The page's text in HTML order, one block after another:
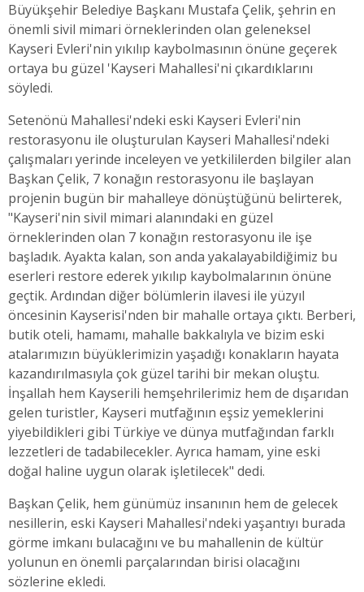
Büyükşehir Belediye Başkanı Mustafa Çelik, şehrin en
önemli sivil mimari örneklerinden olan geleneksel
Kayseri Evleri'nin yıkılıp kaybolmasının önüne geçerek
ortaya bu güzel 'Kayseri Mahallesi'ni çıkardıklarını
söyledi.
Setenönü Mahallesi'ndeki eski Kayseri Evleri'nin
restorasyonu ile oluşturulan Kayseri Mahallesi'ndeki
çalışmaları yerinde inceleyen ve yetkililerden bilgiler alan
Başkan Çelik, 7 konağın restorasyonu ile başlayan
projenin bugün bir mahalleye dönüştüğünü belirterek,
"Kayseri'nin sivil mimari alanındaki en güzel
örneklerinden olan 7 konağın restorasyonu ile işe
başladık. Ayakta kalan, son anda yakalayabildiğimiz bu
eserleri restore ederek yıkılıp kaybolmalarının önüne
geçtik. Ardından diğer bölümlerin ilavesi ile yüzyıl
öncesinin Kayserisi'nden bir mahalle ortaya çıktı. Berberi,
butik oteli, hamamı, mahalle bakkalıyla ve bizim eski
atalarımızın büyüklerimizin yaşadığı konakların hayata
kazandırılmasıyla çok güzel tarihi bir mekan oluştu.
İnşallah hem Kayserili hemşehrilerimiz hem de dışarıdan
gelen turistler, Kayseri mutfağının eşsiz yemeklerini
yiyebildikleri gibi Türkiye ve dünya mutfağından farklı
lezzetleri de tadabilecekler. Ayrıca hamam, yine eski
doğal haline uygun olarak işletilecek" dedi.
Başkan Çelik, hem günümüz insanının hem de gelecek
nesillerin, eski Kayseri Mahallesi'ndeki yaşantıyı burada
görme imkanı bulacağını ve bu mahallenin de kültür
yolunun en önemli parçalarından birisi olacağını
sözlerine ekledi.